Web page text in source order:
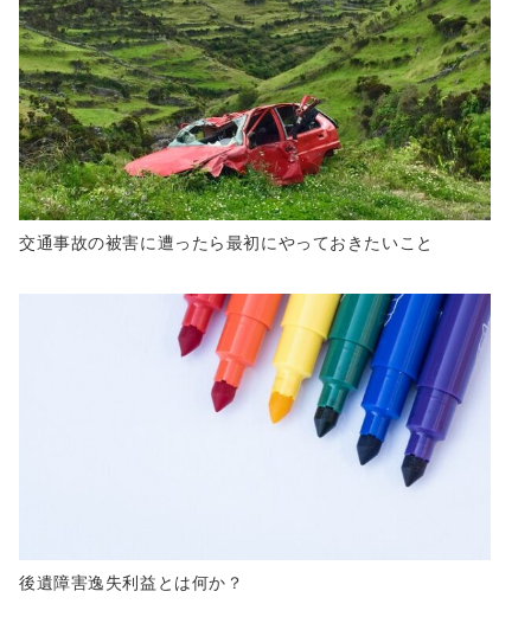
交通事故の被害に遭ったら最初にやっておきたいこと
後遺障害逸失利益とは何か？